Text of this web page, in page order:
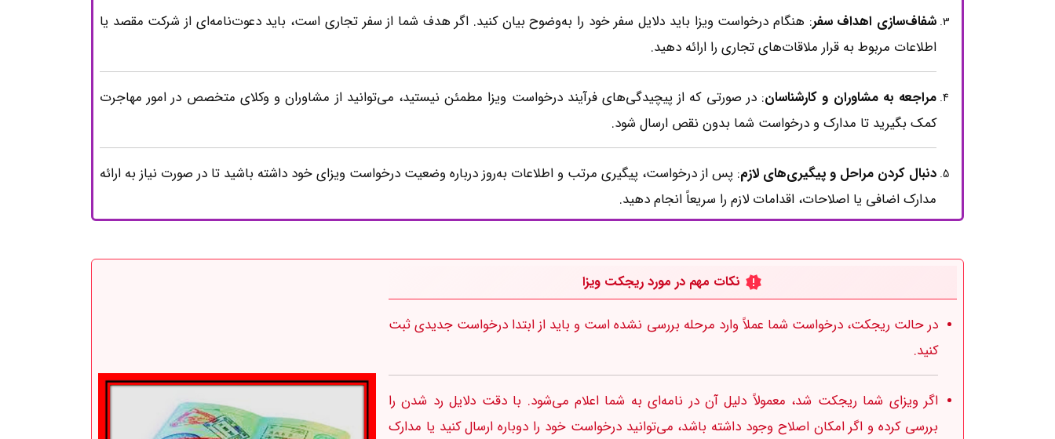
شفاف‌سازی اهداف سفر: هنگام درخواست ویزا باید دلایل سفر خود را به‌وضوح بیان کنید. اگر هدف شما از سفر تجاری است، باید دعوت‌نامه‌ای از شرکت مقصد یا
اطلاعات مربوط به قرار ملاقات‌های تجاری را ارائه دهید.
مراجعه به مشاوران و کارشناسان: در صورتی که از پیچیدگی‌های فرآیند درخواست ویزا مطمئن نیستید، می‌توانید از مشاوران و وکلای متخصص در امور مهاجرت
کمک بگیرید تا مدارک و درخواست شما بدون نقص ارسال شود.
دنبال کردن مراحل و پیگیری‌های لازم: پس از درخواست، پیگیری مرتب و اطلاعات به‌روز درباره وضعیت درخواست ویزای خود داشته باشید تا در صورت نیاز به ارائه
مدارک اضافی یا اصلاحات، اقدامات لازم را سریعاً انجام دهید.
نکات مهم در مورد ریجکت ویزا
در حالت ریجکت، درخواست شما عملاً وارد مرحله بررسی نشده است و باید از ابتدا درخواست جدیدی ثبت
کنید.
اگر ویزای شما ریجکت شد، معمولاً دلیل آن در نامه‌ای به شما اعلام می‌شود. با دقت دلایل رد شدن را
بررسی کرده و اگر امکان اصلاح وجود داشته باشد، می‌توانید درخواست خود را دوباره ارسال کنید یا مدارک